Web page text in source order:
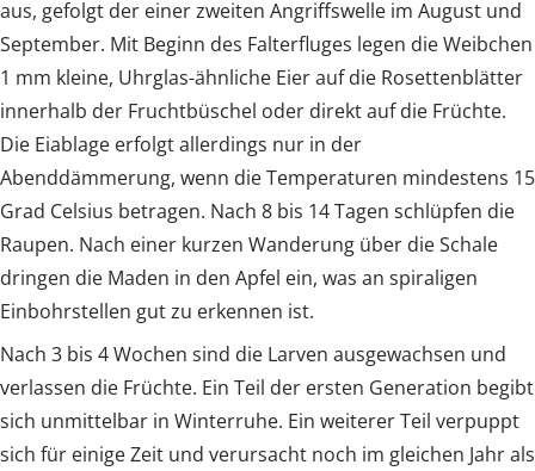
aus, gefolgt der einer zweiten Angriffswelle im August und
September. Mit Beginn des Falterfluges legen die Weibchen
1 mm kleine, Uhrglas-ähnliche Eier auf die Rosettenblätter
innerhalb der Fruchtbüschel oder direkt auf die Früchte.
Die Eiablage erfolgt allerdings nur in der
Abenddämmerung, wenn die Temperaturen mindestens 15
Grad Celsius betragen. Nach 8 bis 14 Tagen schlüpfen die
Raupen. Nach einer kurzen Wanderung über die Schale
dringen die Maden in den Apfel ein, was an spiraligen
Einbohrstellen gut zu erkennen ist.
Nach 3 bis 4 Wochen sind die Larven ausgewachsen und
verlassen die Früchte. Ein Teil der ersten Generation begibt
sich unmittelbar in Winterruhe. Ein weiterer Teil verpuppt
sich für einige Zeit und verursacht noch im gleichen Jahr als